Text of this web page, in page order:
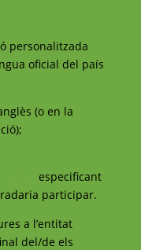
personalitzada
oficial del país
(o en la
especificant
participar.
a l’entitat
del/de els